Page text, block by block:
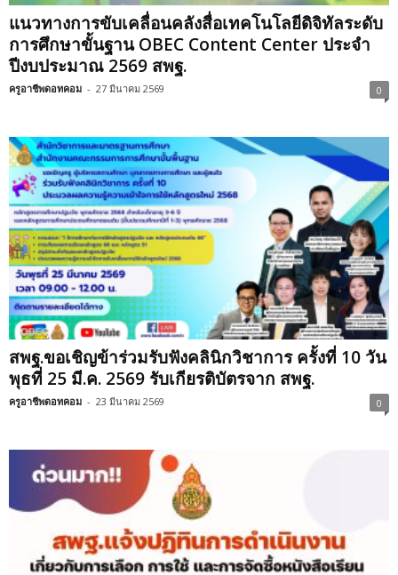
แนวทางการขับเคลื่อนคลังสื่อเทคโนโลยีดิจิทัลระดับ
การศึกษาขั้นฐาน OBEC Content Center ประจำ
ปีงบประมาณ 2569 สพฐ.
ครูอาชีพดอทคอม - 27 มีนาคม 2569 0
สพฐ.ขอเชิญข้าร่วมรับฟังคลินิกวิชาการ ครั้งที่ 10 วัน
พุธที่ 25 มี.ค. 2569 รับเกียรติบัตรจาก สพฐ.
ครูอาชีพดอทคอม - 23 มีนาคม 2569 0